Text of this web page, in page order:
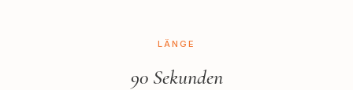
LÄNGE
90 Sekunden